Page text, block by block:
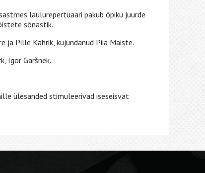
laulurepertuaari pakub õpiku juurde
sõnastik.
ja Pille Kährik, kujundanud Piia Maiste.
Igor Garšnek.
ülesanded stimuleerivad iseseisvat